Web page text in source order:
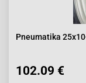
Pneumatika
102.09 €